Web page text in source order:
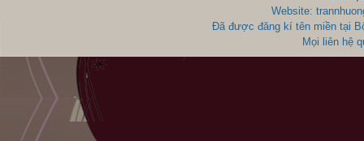
Website:
Đã được đăng kí tên miền tại
Mọi liên hệ